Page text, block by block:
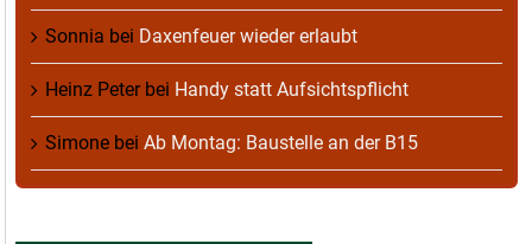
Sonnia bei Daxenfeuer wieder erlaubt
Heinz Peterbei Handy statt Aufsichtspflicht
Simone bei Ab Montag: Baustelle an der B15